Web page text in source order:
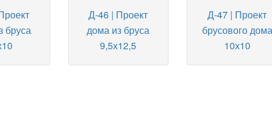
бруса
Д-46 | Проект
дома из бруса
9,5х12,5
Д-47 | Проект
брусового дома
10х10